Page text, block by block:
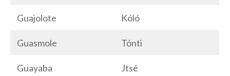
Guajolote Kóló
Guasmole Tónti
Guayaba Jtsé